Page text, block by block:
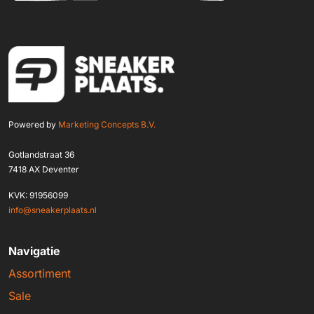
Powered by Marketing Concepts B.V.
Gotlandstraat 36
7418 AX Deventer
KVK: 91956099
info@sneakerplaats.nl
Navigatie
Assortiment
Sale